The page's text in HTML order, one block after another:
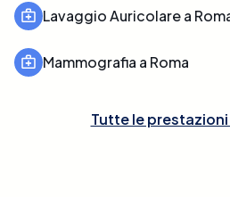
Lavaggio Auricolare a
Mammografia a Roma
Tutte le